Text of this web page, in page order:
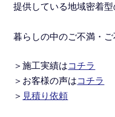
提供している地域密着型
暮らしの中のご不満・ご
＞施工実績はコチラ
＞ お客様の声はコチラ
＞ 見積り依頼